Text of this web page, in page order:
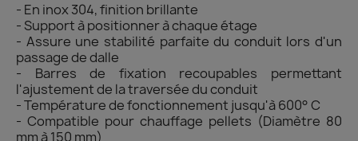
- En inox 304, finition brillante
- Support à positionner à chaque étage
- Assure une stabilité parfaite du conduit lors d'un
passage de dalle
- Barres de fixation recoupables permettant
l'ajustement de la traversée du conduit
- Température de fonctionnement jusqu'à 600° C
- Compatible pour chauffage pellets (Diamètre 80
mm à 150 mm)